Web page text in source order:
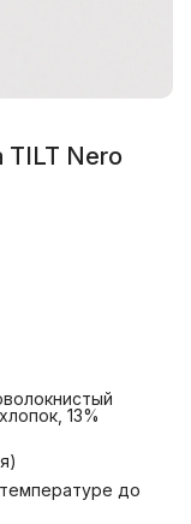
Nero
13%
до